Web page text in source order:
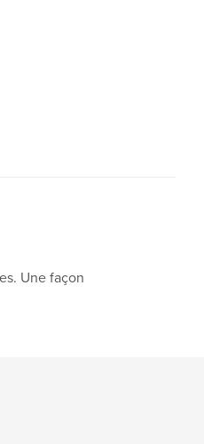
Une façon